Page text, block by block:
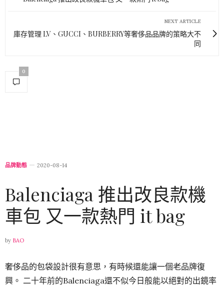
NEXT ARTICLE
庫存管理 LV、GUCCI、BURBERRY等奢侈品品牌的策略大不
同
0
品牌動態 2020-08-14
Balenciaga 推出改良款機
車包 又一款熱門 it bag
by BAO
奢侈品的包袋設計很有意思，有時候還能讓一個老品牌復
興。 二十年前的Balenciaga還不似今日般能以絕對的出鏡率